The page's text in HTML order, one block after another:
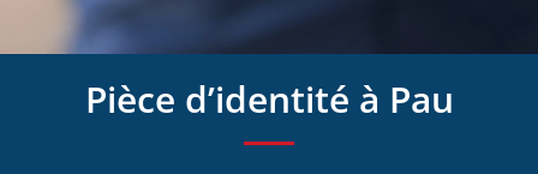
Pièce d’identité à Pau